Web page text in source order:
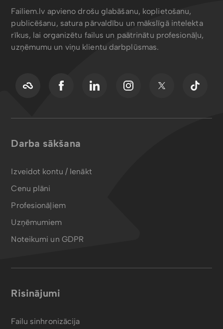
Failiem.lv apvieno drošu glabāšanu, koplietošanu,
publicēšanu, satura pārvaldību un mākslīgā intelekta
rīkus, lai organizētu failus un paātrinātu profesionāļu,
uzņēmumu un viņu klientu darbplūsmas.
Darba sākšana
Izveidot kontu / Ienākt
Cenu plāni
Profesionāļiem
Uzņēmumiem
Noteikumi un GDPR
Risinājumi
Failu sinhronizācija